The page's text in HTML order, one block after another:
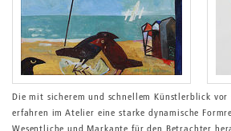
Die mit sicherem und schnellem Künstlerblick
erfahren im Atelier eine starke dynamische
Wesentliche und Markante für den Betrachter